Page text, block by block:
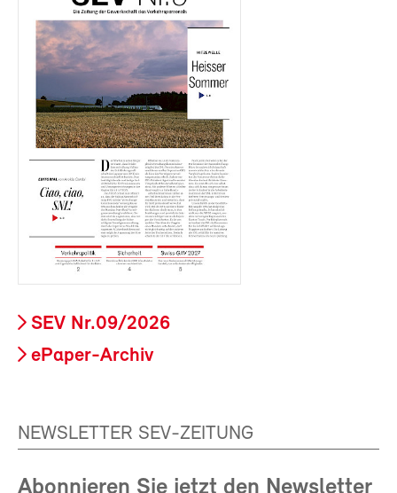
SEV Nr.09/2026
ePaper-Archiv
NEWSLETTER SEV-ZEITUNG
Abonnieren Sie jetzt den Newsletter